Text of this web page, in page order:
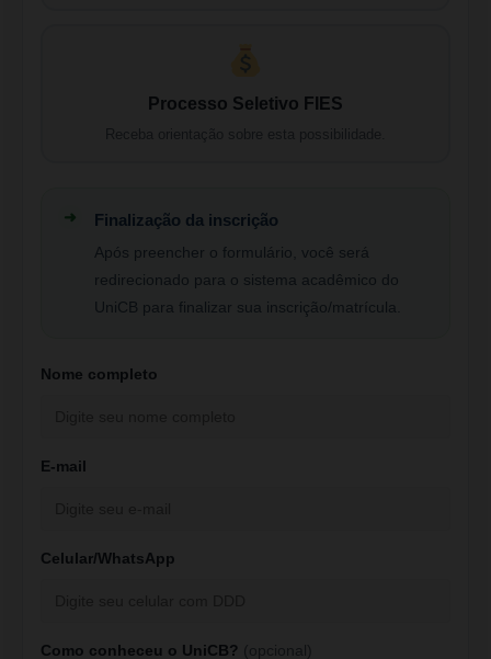
Processo Seletivo FIES
Finalização da inscrição
Após preencher o formulário, você será
redirecionado para o sistema acadêmico do
UniCB para finalizar sua inscrição/matrícula.
Nome completo
E-mail
Celular/WhatsApp
Como conheceu o UniCB? (opcional)